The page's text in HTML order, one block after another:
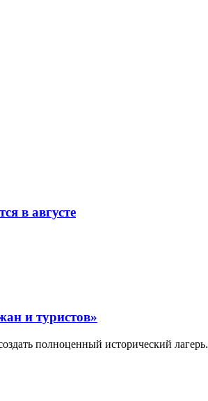
в августе
и туристов»
полноценный исторический лагерь.